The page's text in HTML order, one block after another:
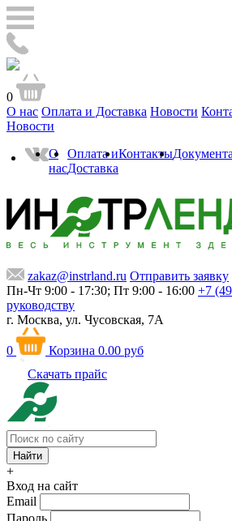
0
О нас Оплата и Доставка Новости
Новости
О
нас
Оплата и
Доставка
Контакты
zakaz@instrland.ru Отправить заявку
Пн-Чт 9:00 - 17:30; Пт 9:00 - 16:00 +7
руководству
г. Москва, ул. Чусовская, 7А
0 Корзина 0.00 руб
Скачать прайс
+
Вход на сайт
Email
Пароль